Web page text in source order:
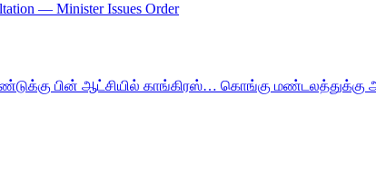
— Minister Issues Order
பின் ஆட்சியில் காங்கிரஸ்… கொங்கு மண்டலத்துக்கு